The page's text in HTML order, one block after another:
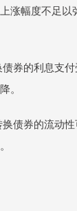
涨幅度不足
券的利息支
。
债券的流动